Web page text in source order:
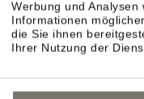
Werbung und
Informationen
die Sie ihnen
Ihrer Nutzung der